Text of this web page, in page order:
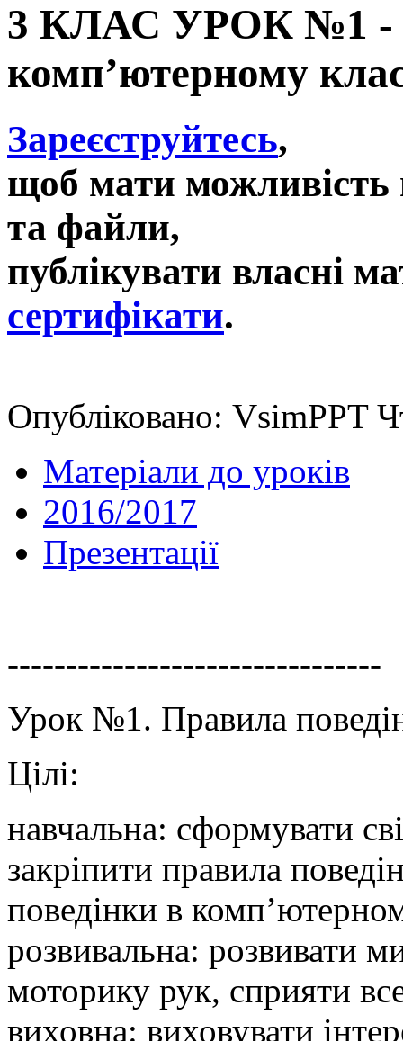
3 КЛАС УРОК №1 -
комп’ютерному
Зареєструйтесь,
щоб мати можливість
та файли,
публікувати власні
сертифікати.
Опубліковано: VsimPPT
Матеріали до уроків
2016/2017
Презентації
--------------------------------
Урок №1. Правила
Цілі:
навчальна: сформувати
закріпити правила
поведінки в
розвивальна: розвивати
моторику рук, сприяти
виховна: виховувати